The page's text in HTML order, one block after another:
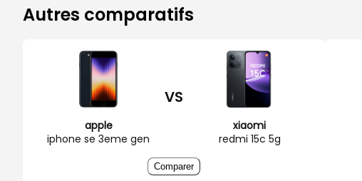
Autres comparatifs
apple
iphone se 3eme gen
VS
xiaomi
redmi 15c 5g
Comparer